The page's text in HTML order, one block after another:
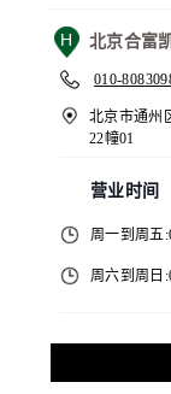
H 北京合富
010-
北京市通州
22幢01
营业时间
周一到周五
周六到周日